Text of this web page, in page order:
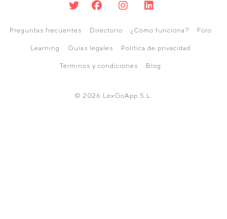
Preguntas frecuentes Directorio ¿Cómo funciona? Foro
Learning Guías legales Política de privacidad
Términos y condiciones Blog
© 2026 LexGoApp S.L.